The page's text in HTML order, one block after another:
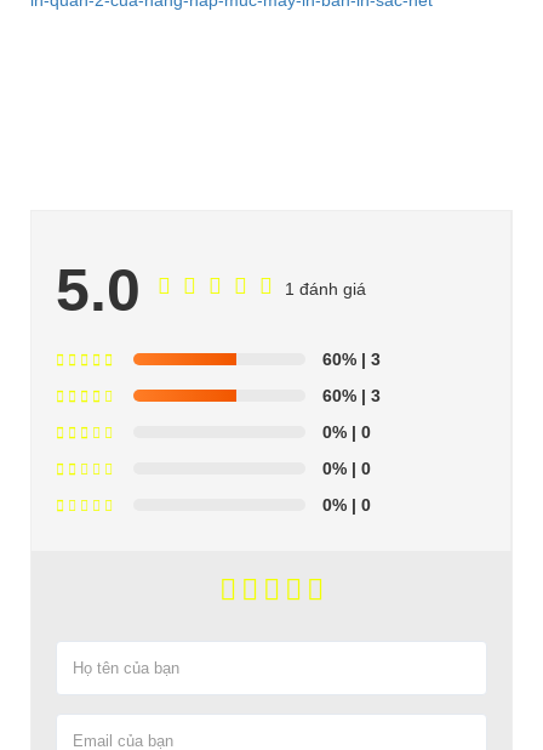
5.0 1 đánh giá
60% | 3
60% | 3
0% | 0
0% | 0
0% | 0